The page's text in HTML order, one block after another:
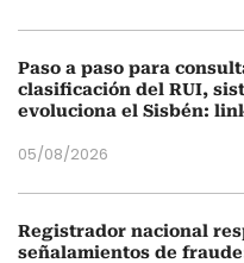
Paso a paso para
clasificación del RUI,
evoluciona el Sisbén:
05/08/2026
Registrador nacional
señalamientos de